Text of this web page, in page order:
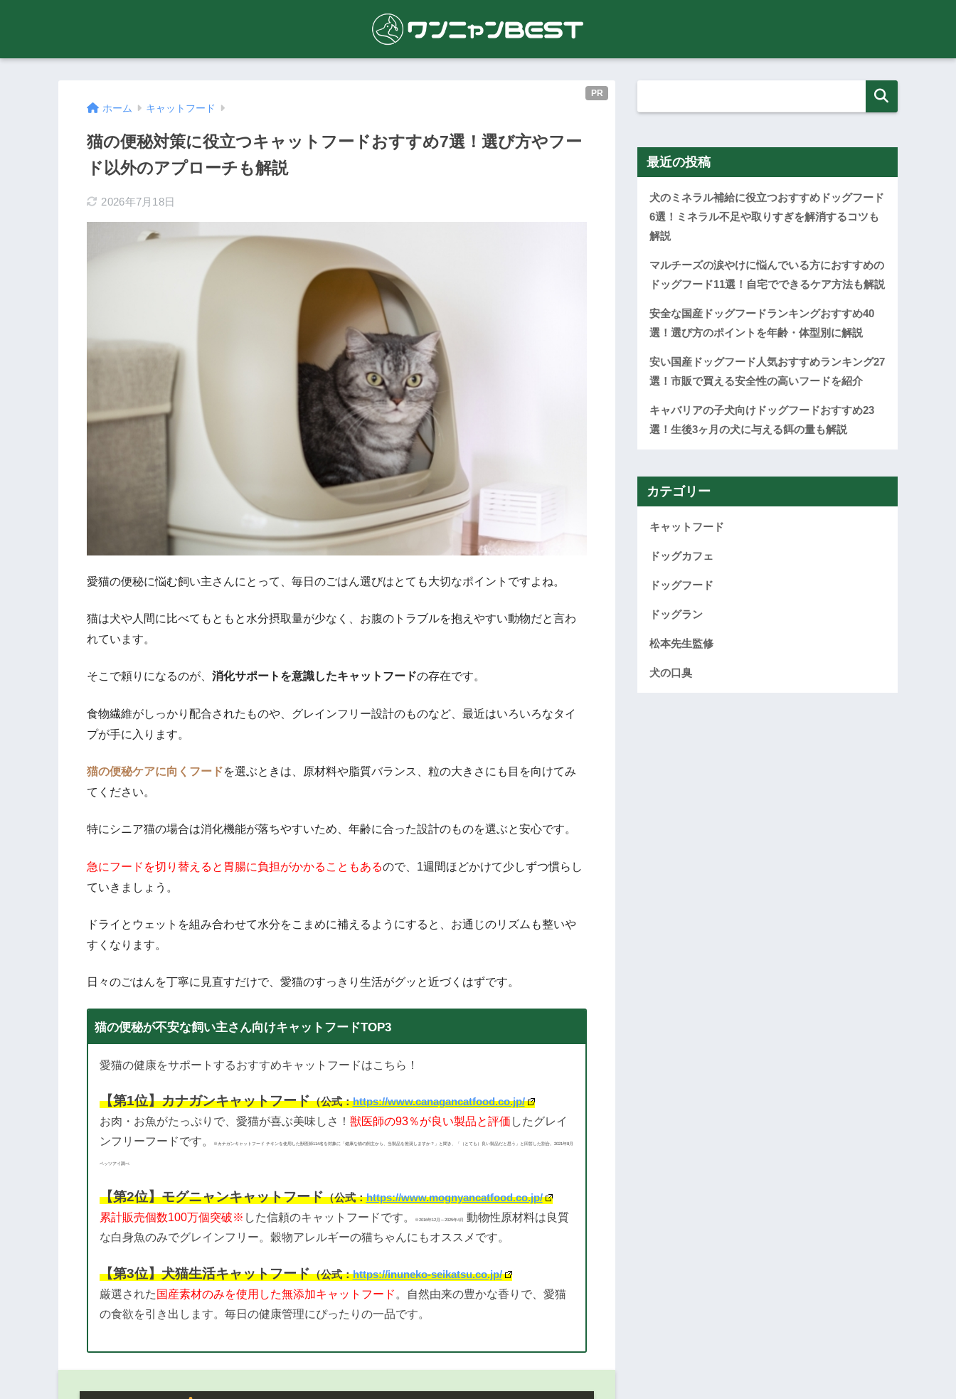
PR
ホーム キャットフード
猫の便秘対策に役立つキャットフードおすすめ7選！選び方やフー
ド以外のアプローチも解説
2026年7月18日
愛猫の便秘に悩む飼い主さんにとって、毎日のごはん選びはとても大切なポイントですよね。
猫は犬や人間に比べてもともと水分摂取量が少なく、お腹のトラブルを抱えやすい動物だと言わ
れています。
そこで頼りになるのが、 消化サポートを意識したキャットフードの存在です。
食物繊維がしっかり配合されたものや、グレインフリー設計のものなど、最近はいろいろなタイ
プが手に入ります。
猫の便秘ケアに向くフードを選ぶときは、原材料や脂質バランス、粒の大きさにも目を向けてみ
てください。
特にシニア猫の場合は消化機能が落ちやすいため、年齢に合った設計のものを選ぶと安心です。
急にフードを切り替えると胃腸に負担がかかることもあるので、1週間ほどかけて少しずつ慣らし
ていきましょう。
ドライとウェットを組み合わせて水分をこまめに補えるようにすると、お通じのリズムも整いや
すくなります。
日々のごはんを丁寧に見直すだけで、愛猫のすっきり生活がグッと近づくはずです。
猫の便秘が不安な飼い主さん向けキャットフードTOP3
愛猫の健康をサポートするおすすめキャットフードはこちら！
【第1位】カナガンキャットフード（公式：https://www.canagancatfood.co.jp/
お肉・お魚がたっぷりで、愛猫が喜ぶ美味しさ！ 獣医師の93％が良い製品と評価 したグレイ
ンフリーフードです。
※カナガンキャットフード チキンを使用した獣医師114名を対象に「健康な猫の飼主から、当製品を推奨しますか？」と聞き、「（とても）良い製品だと思う」と回答した割合。2021年8月
ベッツアイ調べ
【第2位】モグニャンキャットフード（公式：https://www.mognyancatfood.co.jp/
累計販売個数100万個突破※ した信頼のキャットフードです。 ※2016年12月～2025年4月
動物性原材料は良質
な白身魚のみでグレインフリー。穀物アレルギーの猫ちゃんにもオススメです。
【第3位】犬猫生活キャットフード（公式：https://inuneko-seikatsu.co.jp/
厳選された 国産素材のみを使用した無添加キャットフード 。自然由来の豊かな香りで、愛猫
の食欲を引き出します。毎日の健康管理にぴったりの一品です。
最近の投稿
犬のミネラル補給に役立つおすすめドッグフード
6選！ミネラル不足や取りすぎを解消するコツも
解説
マルチーズの涙やけに悩んでいる方におすすめの
ドッグフード11選！自宅でできるケア方法も解説
安全な国産ドッグフードランキングおすすめ40
選！選び方のポイントを年齢・体型別に解説
安い国産ドッグフード人気おすすめランキング27
選！市販で買える安全性の高いフードを紹介
キャバリアの子犬向けドッグフードおすすめ23
選！生後3ヶ月の犬に与える餌の量も解説
カテゴリー
キャットフード
ドッグカフェ
ドッグフード
ドッグラン
松本先生監修
犬の口臭